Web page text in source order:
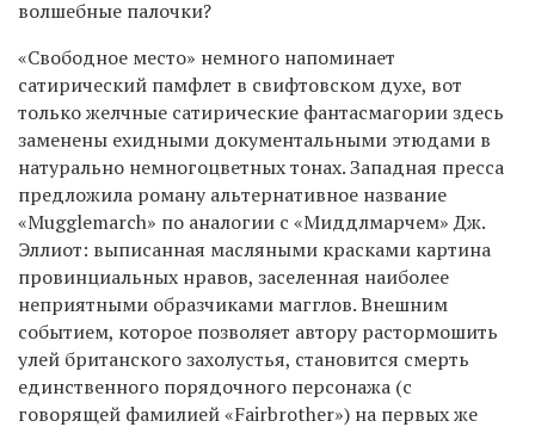
волшебные палочки?
«Свободное место» немного напоминает
сатирический памфлет в свифтовском духе, вот
только желчные сатирические фантасмагории здесь
заменены ехидными документальными этюдами в
натурально немногоцветных тонах. Западная пресса
предложила роману альтернативное название
«Mugglemarch» по аналогии с «Миддлмарчем» Дж.
Эллиот: выписанная масляными красками картина
провинциальных нравов, заселенная наиболее
неприятными образчиками магглов. Внешним
событием, которое позволяет автору растормошить
улей британского захолустья, становится смерть
единственного порядочного персонажа (с
говорящей фамилией «Fairbrother») на первых же